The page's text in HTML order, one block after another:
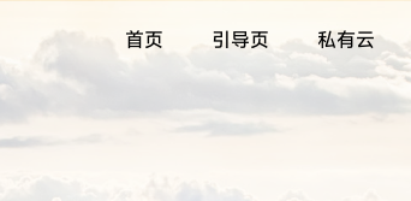
首页 引导页 私有云